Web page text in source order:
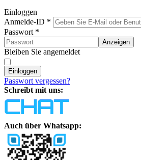
Einloggen
Anmelde-ID *
Passwort *
Anzeigen
Bleiben Sie angemeldet
Einloggen
Passwort vergessen?
Schreibt mit uns:
Auch über Whatsapp: